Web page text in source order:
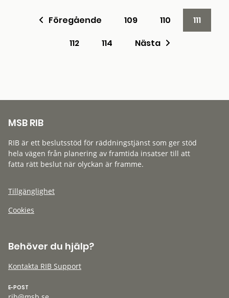
Föregående 109 110
111
112
114 Nästa
MSB RIB
RIB är ett beslutsstöd för räddningstjänst som ger stöd
hela vägen från planering av framtida insatser till att
fatta rätt beslut när olyckan är framme.
Tillgänglighet
Cookies
Behöver du hjälp?
Kontakta RIB Support
E-POST